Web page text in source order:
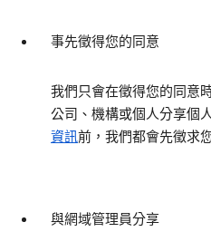
事先徵得您的同意
我們只會在徵得您的同意
公司、機構或個人分享個
資訊前，我們都會先徵求
與網域管理員分享